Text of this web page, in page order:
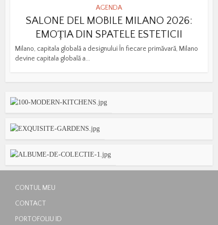
AGENDA
SALONE DEL MOBILE MILANO 2026:
EMOȚIA DIN SPATELE ESTETICII
Milano, capitala globală a designului În fiecare primăvară, Milano
devine capitala globală a...
CONTUL MEU
CONTACT
PORTOFOLIU ID